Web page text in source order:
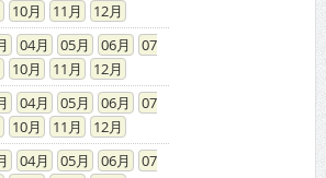
10 11
12
04 05 06
07
10 11
12
04 05 06
07
10 11
12
04 05 06
07